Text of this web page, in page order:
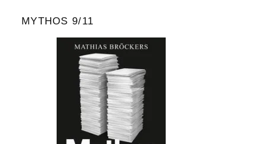
MYTHOS 9/11